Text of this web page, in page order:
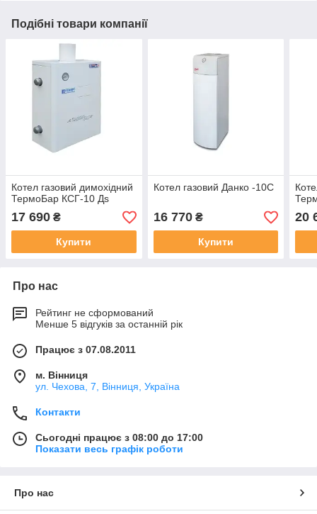
Подібні товари компанії
Котел газовий димохідний
ТермоБар КСГ-10 Дs
17 690 ₴
Купити
Котел газовий Данко -10С
16 770₴
Купити
20
Про нас
Рейтинг не сформований
Менше 5 відгуків за останній рік
Працює з 07.08.2011
м. Вінниця
ул. Чехова, 7, Вінниця, Україна
Контакти
Сьогодні працює з 08:00 до 17:00
Показати весь графік роботи
Про нас